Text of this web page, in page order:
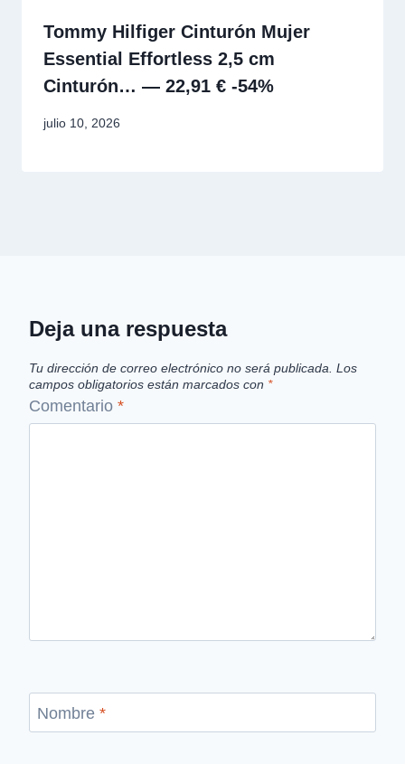
Tommy Hilfiger Cinturón Mujer
Essential Effortless 2,5 cm
Cinturón… — 22,91 € -54%
julio 10, 2026
Deja una respuesta
Tu dirección de correo electrónico no será publicada. Los
campos obligatorios están marcados con *
Comentario *
Nombre *